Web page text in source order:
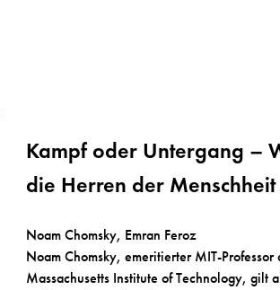
Kampf oder Untergang –
die Herren der Menschheit
Noam Chomsky, Emran Feroz
Noam Chomsky, emeritierter MIT-Professor
Massachusetts Institute of Technology, gilt